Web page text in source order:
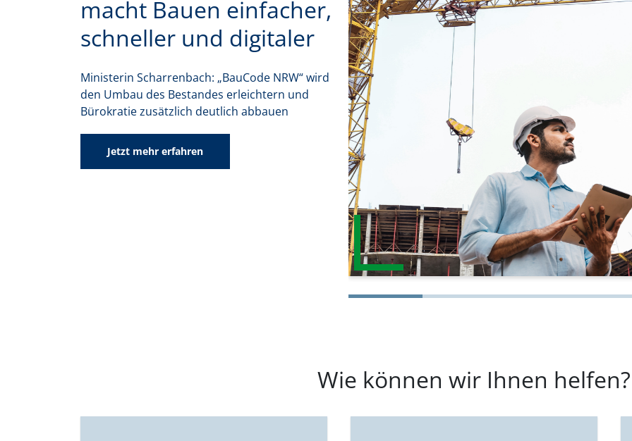
macht Bauen einfacher,
schneller und digitaler
Ministerin Scharrenbach: „BauCode NRW“ wird
den Umbau des Bestandes erleichtern und
Bürokratie zusätzlich deutlich abbauen
Jetzt mehr erfahren
Wie können wir Ihnen helfen?